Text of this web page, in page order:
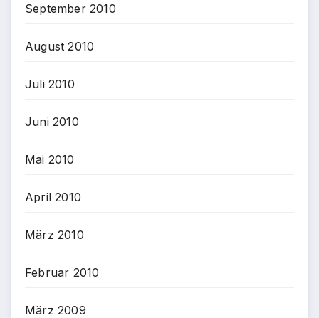
September 2010
August 2010
Juli 2010
Juni 2010
Mai 2010
April 2010
März 2010
Februar 2010
März 2009